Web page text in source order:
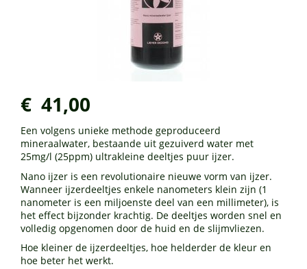
€ 41,00
Een volgens unieke methode geproduceerd
mineraalwater, bestaande uit gezuiverd water met
25mg/l (25ppm) ultrakleine deeltjes puur ijzer.
Nano ijzer is een revolutionaire nieuwe vorm van ijzer.
Wanneer ijzerdeeltjes enkele nanometers klein zijn (1
nanometer is een miljoenste deel van een millimeter), is
het effect bijzonder krachtig. De deeltjes worden snel en
volledig opgenomen door de huid en de slijmvliezen.
Hoe kleiner de ijzerdeeltjes, hoe helderder de kleur en
hoe beter het werkt.